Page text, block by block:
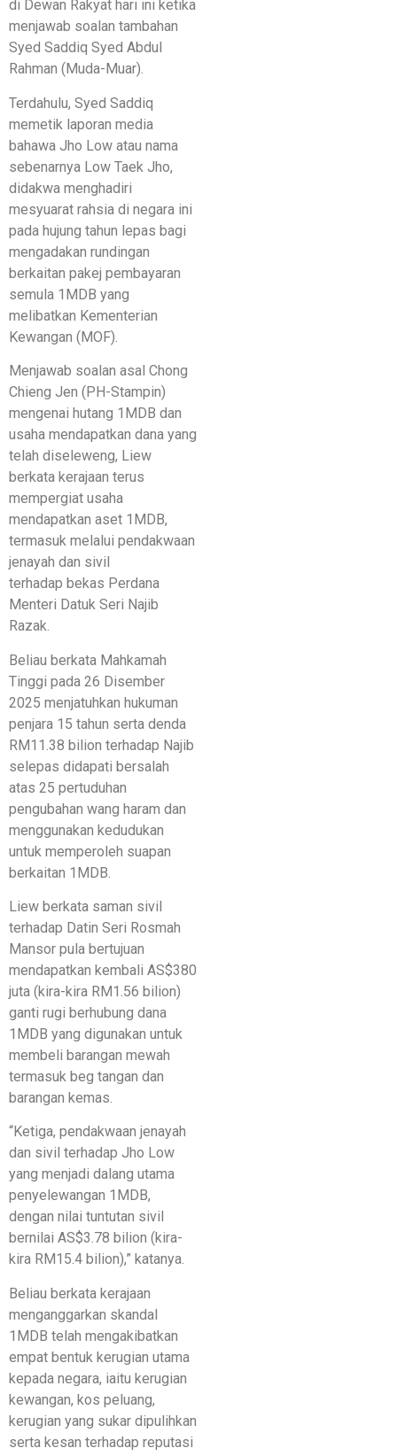
di Dewan Rakyat hari ini ketika
menjawab soalan tambahan
Syed Saddiq Syed Abdul
Rahman (Muda-Muar).
Terdahulu, Syed Saddiq
memetik laporan media
bahawa Jho Low atau nama
sebenarnya Low Taek Jho,
didakwa menghadiri
mesyuarat rahsia di negara ini
pada hujung tahun lepas bagi
mengadakan rundingan
berkaitan pakej pembayaran
semula 1MDB yang
melibatkan Kementerian
Kewangan (MOF).
Menjawab soalan asal Chong
Chieng Jen (PH-Stampin)
mengenai hutang 1MDB dan
usaha mendapatkan dana yang
telah diseleweng, Liew
berkata kerajaan terus
mempergiat usaha
mendapatkan aset 1MDB,
termasuk melalui pendakwaan
jenayah dan sivil
terhadap bekas Perdana
Menteri Datuk Seri Najib
Razak.
Beliau berkata Mahkamah
Tinggi pada 26 Disember
2025 menjatuhkan hukuman
penjara 15 tahun serta denda
RM11.38 bilion terhadap Najib
selepas didapati bersalah
atas 25 pertuduhan
pengubahan wang haram dan
menggunakan kedudukan
untuk memperoleh suapan
berkaitan 1MDB.
Liew berkata saman sivil
terhadap Datin Seri Rosmah
Mansor pula bertujuan
mendapatkan kembali AS$380
juta (kira-kira RM1.56 bilion)
ganti rugi berhubung dana
1MDB yang digunakan untuk
membeli barangan mewah
termasuk beg tangan dan
barangan kemas.
“Ketiga, pendakwaan jenayah
dan sivil terhadap Jho Low
yang menjadi dalang utama
penyelewangan 1MDB,
dengan nilai tuntutan sivil
bernilai AS$3.78 bilion (kira-
kira RM15.4 bilion),” katanya.
Beliau berkata kerajaan
menganggarkan skandal
1MDB telah mengakibatkan
empat bentuk kerugian utama
kepada negara, iaitu kerugian
kewangan, kos peluang,
kerugian yang sukar dipulihkan
serta kesan terhadap reputasi